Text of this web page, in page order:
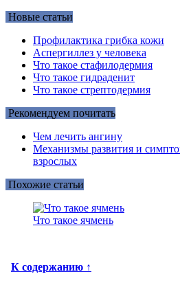
Новые статьи
Профилактика грибка кожи
Аспергиллез у человека
Что такое стафилодермия
Что такое гидраденит
Что такое стрептодермия
Рекомендуем почитать
Чем лечить ангину
Механизмы развития и
взрослых
Похожие статьи
Что такое ячмень
К содержанию ↑